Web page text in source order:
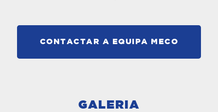
CONTACTAR A EQUIPA MECO
GALERIA